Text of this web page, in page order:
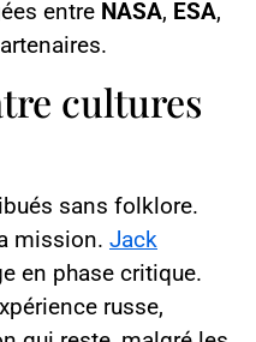
entre NASA, ESA,
cultures
sans folklore.
mission. Jack
en phase critique.
russe,